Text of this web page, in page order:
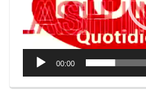
00:00